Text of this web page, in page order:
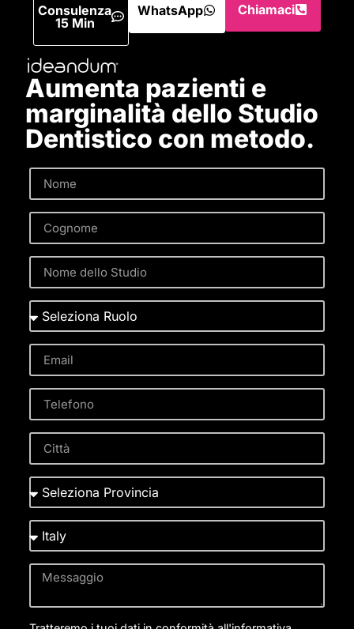
Consulenza
15 Min
WhatsApp Chiamaci
Aumenta pazienti e
marginalità dello Studio
Dentistico con metodo.